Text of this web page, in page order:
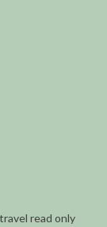
read only